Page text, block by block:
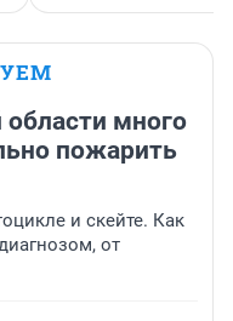
области много
пожарить
и скейте. Как
от